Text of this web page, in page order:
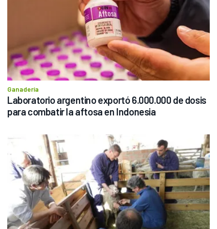
Ganadería
Laboratorio argentino exportó 6.000.000 de dosis
para combatir la aftosa en Indonesia